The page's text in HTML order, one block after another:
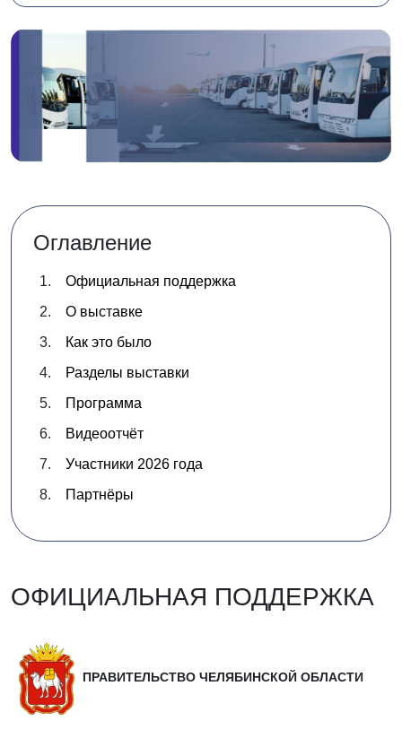
Оглавление
Официальная поддержка
О выставке
Как это было
Разделы выставки
Программа
Видеоотчёт
Участники 2026 года
Партнёры
ОФИЦИАЛЬНАЯ ПОДДЕРЖКА
ПРАВИТЕЛЬСТВО ЧЕЛЯБИНСКОЙ ОБЛАСТИ